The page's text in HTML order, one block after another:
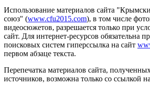
Использование материалов сайта
союз" (www.cfu2015.com), в том числе
видеосюжетов, разрешается только при
сайт. Для интернет-ресурсов обязательна
поисковых систем гиперссылка на сайт
первом абзаце текста.
Перепечатка материалов сайта,
источников, возможна только со ссылкой